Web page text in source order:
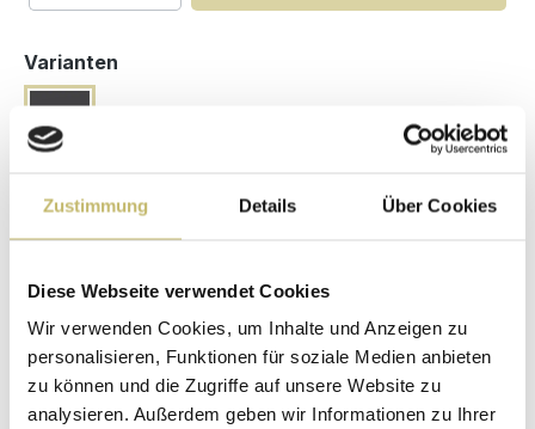
Zustimmung Details Über Cookies
Diese Webseite verwendet Cookies
Wir verwenden Cookies, um Inhalte und Anzeigen zu
personalisieren, Funktionen für soziale Medien anbieten
zu können und die Zugriffe auf unsere Website zu
analysieren. Außerdem geben wir Informationen zu Ihrer
Varianten
Maße (H/B/T): 68 / 40 / 20.5 cm
Hochwertige
ohne
Zwischenhändler
Kundenbetreuung
mit bester
Bewertung
Gut verpackt für
beschädigungsfreie
Lieferung